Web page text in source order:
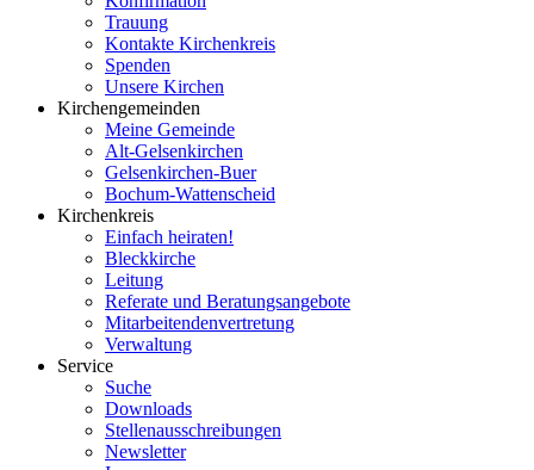
Trauung
Kontakte Kirchenkreis
Spenden
Unsere Kirchen
Kirchengemeinden
Meine Gemeinde
Alt-Gelsenkirchen
Gelsenkirchen-Buer
Bochum-Wattenscheid
Kirchenkreis
Einfach heiraten!
Bleckkirche
Leitung
Referate und Beratungsangebote
Mitarbeitendenvertretung
Verwaltung
Service
Suche
Downloads
Stellenausschreibungen
Newsletter